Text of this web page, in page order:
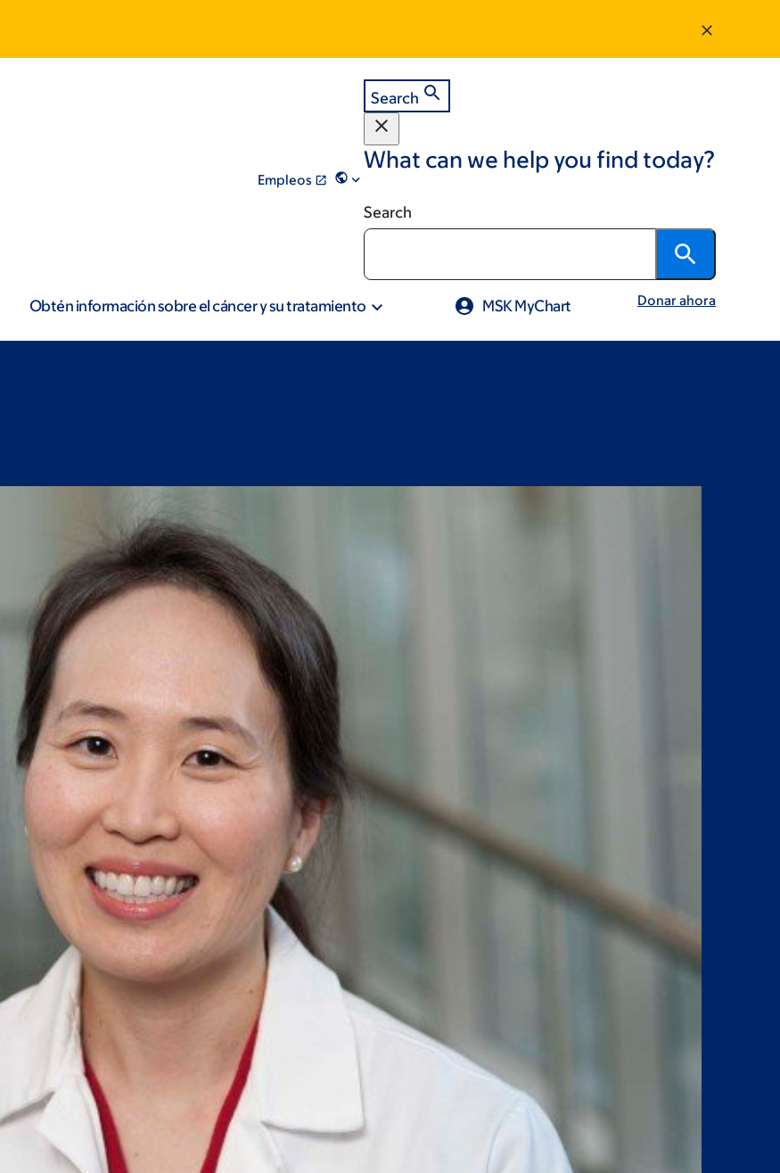
Empleos
Search
What can we help you find today?
Search
Obtén información sobre el cáncer y su tratamiento MSK MyChart Donar ahora